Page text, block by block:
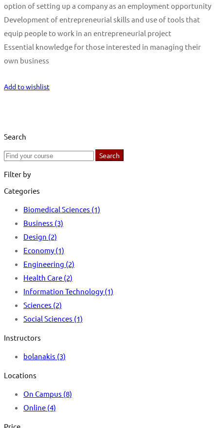
option of setting up a company as an employment opportunity
Development of entrepreneurial skills and use of tools that
equip people to work in an entrepreneurial project
Essential knowledge for those interested in managing their
own business
Add to wishlist
Search
Search
Search
Filter by
Categories
Biomedical Sciences (1)
Business (3)
Design (2)
Economy (1)
Engineering (2)
Health Care (2)
Information Technology (1)
Sciences (2)
Social Sciences (1)
Instructors
bolanakis (3)
Locations
On Campus (8)
Online (4)